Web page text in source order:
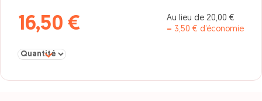
16,50 €
Au lieu de 20,00 €
= 3,50 € d’économie
Sélectionner la quantité pour adulte